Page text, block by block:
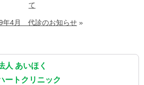
て
年4月 代診のお知らせ »
人 あいほく
ートクリニック